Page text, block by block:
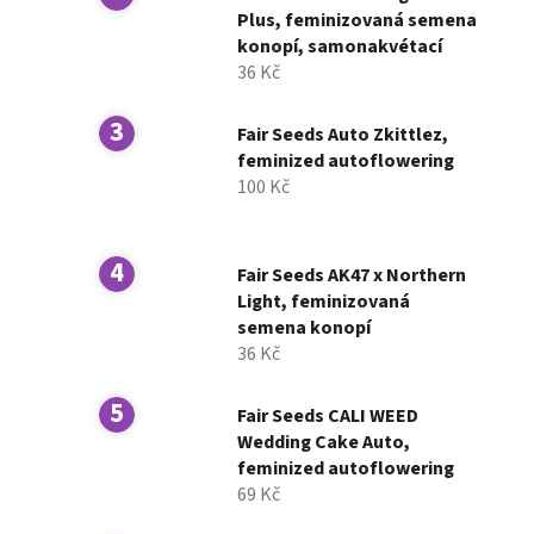
n
e
Plus, feminizovaná semena
konopí, samonakvétací
36 Kč
Fair Seeds Auto Zkittlez,
feminized autoflowering
100 Kč
Fair Seeds AK47 x Northern
Light, feminizovaná
semena konopí
36 Kč
Fair Seeds CALI WEED
Wedding Cake Auto,
feminized autoflowering
69 Kč